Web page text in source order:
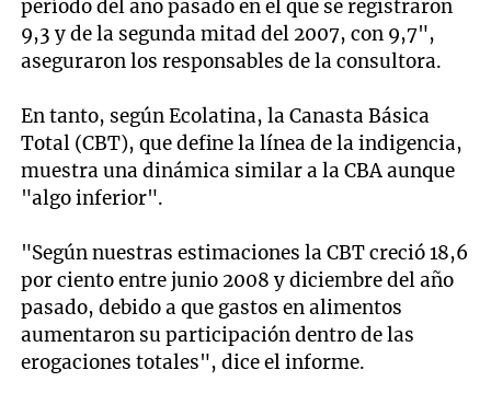
período del año pasado en el que se registraron
9,3 y de la segunda mitad del 2007, con 9,7",
aseguraron los responsables de la consultora.
En tanto, según Ecolatina, la Canasta Básica
Total (CBT), que define la línea de la indigencia,
muestra una dinámica similar a la CBA aunque
"algo inferior".
"Según nuestras estimaciones la CBT creció 18,6
por ciento entre junio 2008 y diciembre del año
pasado, debido a que gastos en alimentos
aumentaron su participación dentro de las
erogaciones totales", dice el informe.